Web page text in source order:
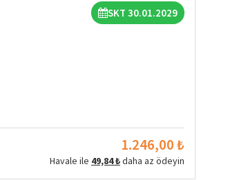
SKT 30.01.2029
1.246,00 ₺
Havale ile 49,84 ₺daha az ödeyin